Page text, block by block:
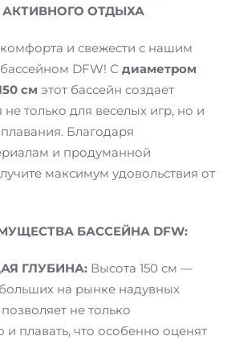
ОТДЫХА
и свежести с нашим
DFW! С диаметром
см этот бассейн создает
только для веселых игр, но и
Благодаря
и продуманной
максимум удовольствия от
БАССЕЙНА DFW:
ГЛУБИНА: Высота 150 см —
на рынке надувных
не только
и плавать, что особенно оценят